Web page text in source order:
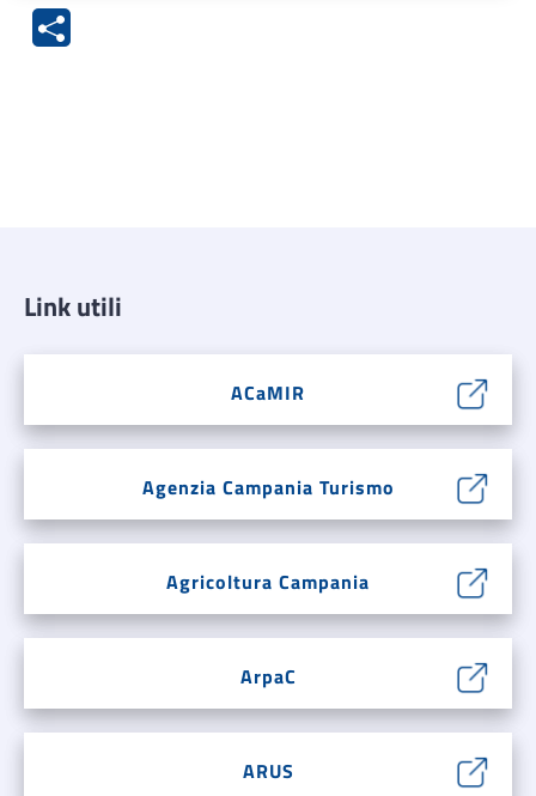
Link utili
ACaMIR
Agenzia Campania Turismo
Agricoltura Campania
ArpaC
ARUS